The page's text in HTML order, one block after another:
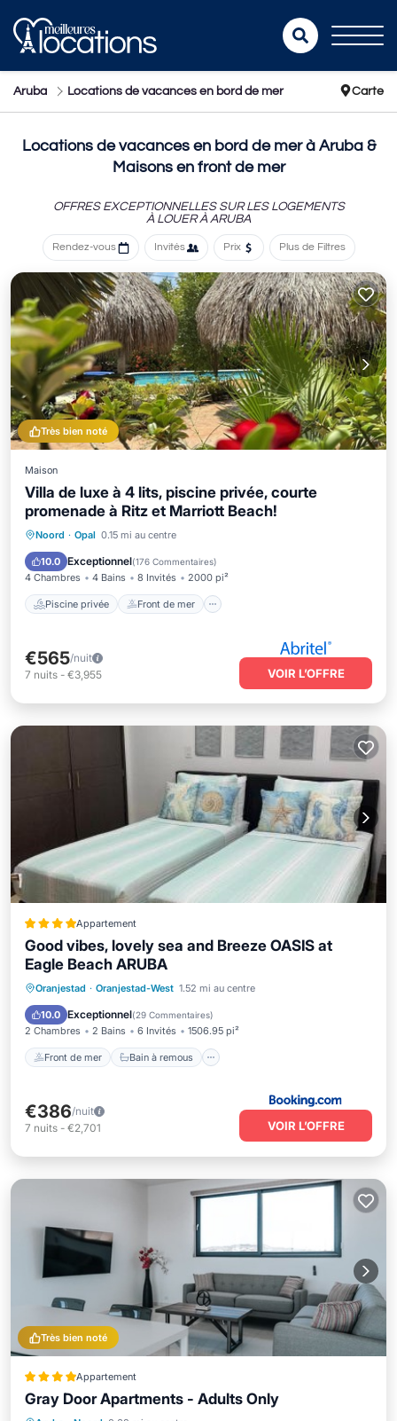
Aruba Locations de vacances en bord de mer Carte
Locations de vacances en bord de mer à Aruba &
Maisons en front de mer
OFFRES EXCEPTIONNELLES SUR LES LOGEMENTS
À LOUER À ARUBA
Rendez-vous Invités Prix Plus de Filtres
Très bien noté
Maison
Villa de luxe à 4 lits, piscine privée, courte
promenade à Ritz et Marriott Beach!
Noord · Opal 0.15 mi au centre
10.0 Exceptionnel(176 Commentaires)
4 Chambres 4 Bains 8 Invités 2000 pi²
Piscine privée Front de mer
Piscine privée
Piscine
€565/nuit
7 nuits - €3,955 VOIR L’OFFRE
Appartement
Good vibes, lovely sea and Breeze OASIS at
Eagle Beach ARUBA
Oranjestad · Oranjestad-West 1.52 mi au centre
10.0 Exceptionnel(29 Commentaires)
2 Chambres 2 Bains 6 Invités 1506.95 pi²
Front de mer Bain à remous
Front de mer Bain à remous
Piscine
€386/nuit
7 nuits - €2,701 VOIR L’OFFRE
Très bien noté
Appartement
Gray Door Apartments - Adults Only